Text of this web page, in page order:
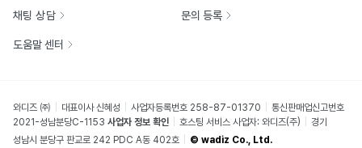
채팅 상담 문의 등록
도움말 센터
와디즈 ㈜ 대표이사 신혜성 사업자등록번호 258-87-01370
통신판매업신고번호
2021-성남분당C-1153 사업자 정보 확인 호스팅 서비스 사업자: 와디즈(주)
경기
성남시 분당구 판교로 242 PDC A동 402호
© wadiz Co., Ltd.